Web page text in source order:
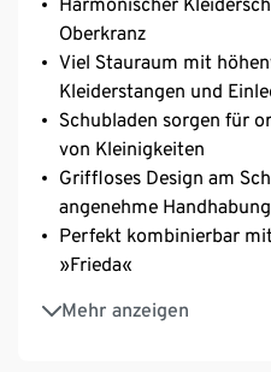
Oberkranz
Viel Stauraum mit
Kleiderstangen und
Schubladen sorgen für
von Kleinigkeiten
Griffloses Design am
angenehme Handhabung
Perfekt kombinierbar
»Frieda«
Mehr anzeigen
Nachhaltig produziert,
ausgezeichnet mit dem